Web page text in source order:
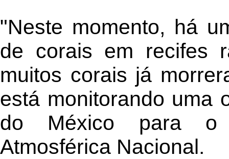
"Neste momento, há
de corais em recifes
muitos corais já
está monitorando uma
do México para o
Atmosférica Nacional.